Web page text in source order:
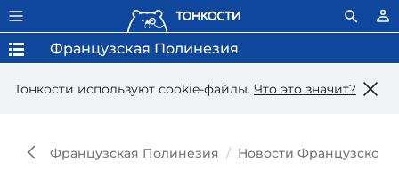
Тонкости используют сookie-файлы. Что это значит?
Французская Полинезия
Французская Полинезия Новости Французской